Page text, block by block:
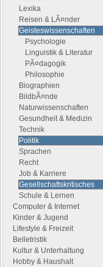
Lexika
Reisen & LÃ¤nder
Geisteswissenschaften
Psychologie
Linguistik & Literatur
PÃ¤dagogik
Philosophie
Biographien
BildbÃ¤nde
Naturwissenschaften
Gesundheit & Medizin
Technik
Politik
Sprachen
Recht
Job & Karriere
Gesellschaftskritisches
Schule & Lernen
Computer & Internet
Kinder & Jugend
Lifestyle & Freizeit
Belletristik
Kultur & Unterhaltung
Hobby & Haushalt